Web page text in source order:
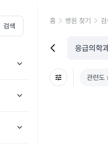
검색
홈 병원 찾기
관련도